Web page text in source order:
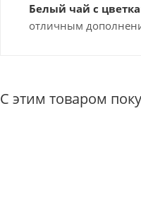
Белый чай с
отличным
С этим товаром